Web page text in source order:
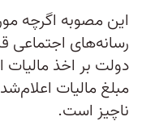
این مصوبه اگرچه
رسانه‌های اجتماعی
دولت بر اخذ مالیات
مبلغ مالیات
ناچیز است.